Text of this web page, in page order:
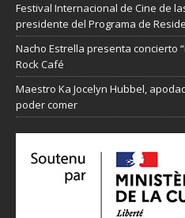
Festival Internacional de Cine de
presidente del Programa de
Nacho Estrella presenta concierto
Rock Café
Maestro Ka Jocelyn Hubbel,
poder comer